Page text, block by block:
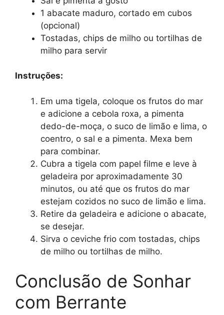
1 abacate maduro, cortado em cubos
(opcional)
Tostadas, chips de milho ou tortilhas de
milho para servir
Instruções:
Em uma tigela, coloque os frutos do mar
e adicione a cebola roxa, a pimenta
dedo-de-moça, o suco de limão e lima, o
coentro, o sal e a pimenta. Mexa bem
para combinar.
Cubra a tigela com papel filme e leve à
geladeira por aproximadamente 30
minutos, ou até que os frutos do mar
estejam cozidos no suco de limão e lima.
Retire da geladeira e adicione o abacate,
se desejar.
Sirva o ceviche frio com tostadas, chips
de milho ou tortilhas de milho.
Conclusão de Sonhar
com Berrante